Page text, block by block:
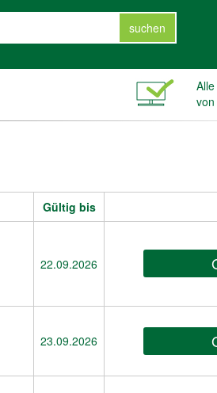
suchen
Gültig bis
22.09.2026
23.09.2026